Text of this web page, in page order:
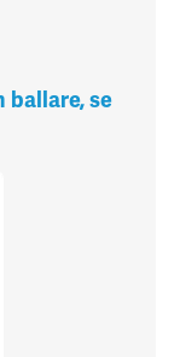
ballare, se